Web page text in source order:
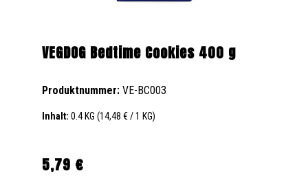
VEGDOG Bedtime Cookies 400 g
Produktnummer: VE-BC003
Inhalt: 0.4 KG (14,48 € / 1 KG)
Regulärer Preis:
5,79 €